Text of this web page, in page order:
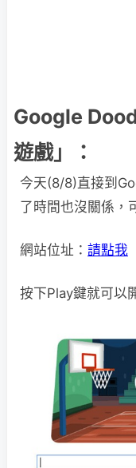
Google
遊戲」：
今天(8/8)直接到
了時間也沒關係，
網站位址： 請點我
按下Play鍵就可以